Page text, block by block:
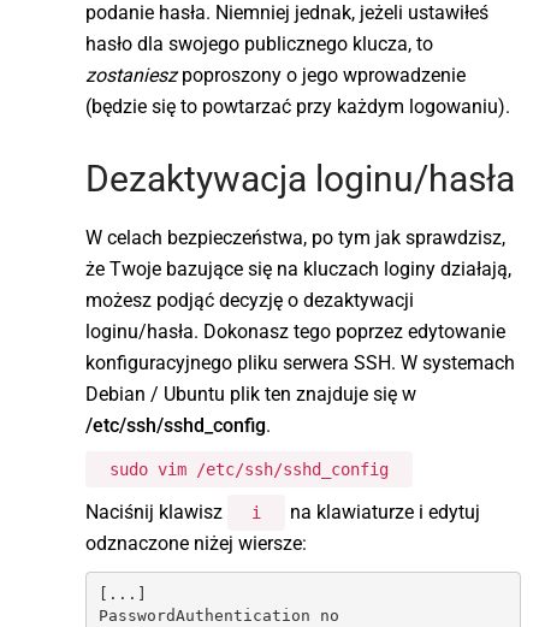
podanie hasła. Niemniej jednak, jeżeli ustawiłeś
hasło dla swojego publicznego klucza, to
zostanieszpoproszony o jego wprowadzenie
(będzie się to powtarzać przy każdym logowaniu).
Dezaktywacja loginu/hasła
W celach bezpieczeństwa, po tym jak sprawdzisz,
że Twoje bazujące się na kluczach loginy działają,
możesz podjąć decyzję o dezaktywacji
loginu/hasła. Dokonasz tego poprzez edytowanie
konfiguracyjnego pliku serwera SSH. W systemach
Debian / Ubuntu plik ten znajduje się w
/etc/ssh/sshd_config.
sudo vim /etc/ssh/sshd_config
Naciśnij klawisz i
na klawiaturze i edytuj
odznaczone niżej wiersze:
[...]
PasswordAuthentication no